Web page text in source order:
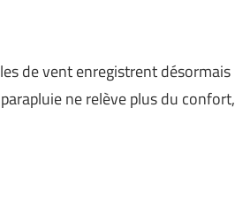
de vent enregistrent désormais
ne relève plus du confort,